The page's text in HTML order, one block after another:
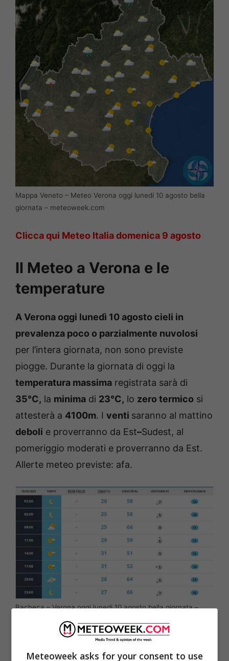
Mappa Veneto – Meteo Verona oggi lunedi 10 agosto bella
giornata – meteoweek.com
Clicca qui Meteo Italia domenica 9 agosto
Il Meteo a Verona e le
temperature
A Verona oggi lunedì 10 agosto cieli in
prevalenza poco o parzialmente nuvolosi
per l’intera giornata, non sono previste
piogge. Durante la giornata di oggi la
temperatura massima registrata sarà di
35°C, la minima di 23°C, lo zero termico si
attesterà a 4100m. I venti saranno al mattino
deboli e proverranno da Est–Sudest, al
pomeriggio moderati e proverranno da Est.
Allerte meteo previste: afa.
Bacheca – Verona oggi lunedi 10 agosto bella giornata –
meteoweek.com
Meteoweek asks for your consent to use